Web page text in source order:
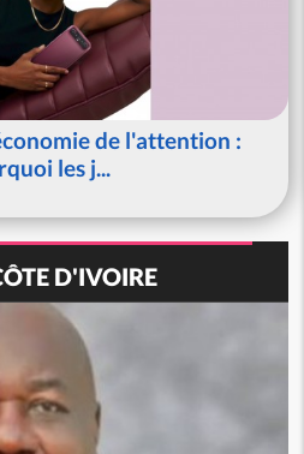
de l'attention :
les j...
D'IVOIRE